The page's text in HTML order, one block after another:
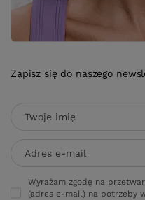
Zapisz się do naszego
Twoje imię
Adres e-mail
Wyrażam zgodę na
(adres e-mail) na potrzeby